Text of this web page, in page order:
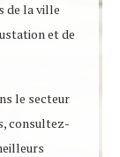
de la ville
et de
le secteur
consultez-